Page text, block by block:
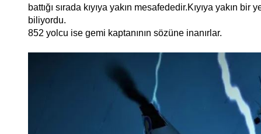
battığı sırada kıyıya yakın mesafededir.Kıyıya yakın
biliyordu.
852 yolcu ise gemi kaptanının sözüne inanırlar.